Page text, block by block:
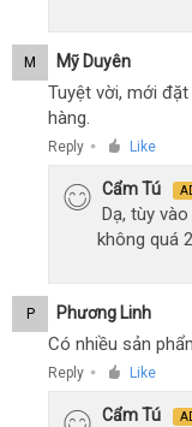
M Mỹ Duyên
Tuyệt vời, mới
hàng.
Reply ● Like
Cẩm Tú
Dạ, tùy
không quá
P Phương Linh
Có nhiều sản
Reply ● Like
Cẩm Tú